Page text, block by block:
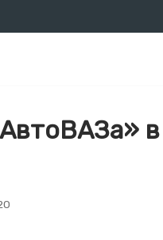
в